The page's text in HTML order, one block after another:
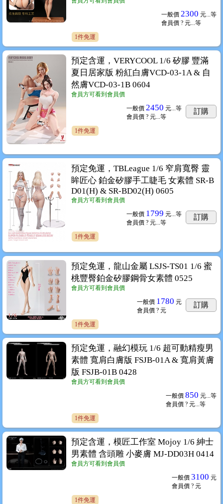
一般價 2300 元... 等
會員價 ? 元... 等
1件免運
預定含運，VERYCOOL 1/6 矽膠 豐滿
夏日居家版 粉紅白膚VCD-03-1A & 自
然膚VCD-03-1B 0604
會員方可看到會員價
一般價 2450 元... 等
會員價 ? 元... 等
訂購
1件免運
預定免運，TBLeague 1/6 窄肩寬臀 靈
眸匠心 鉑金矽膠手工睫毛 女素體 SR-B
D01(H) & SR-BD02(H) 0605
會員方可看到會員價
一般價 1799 元... 等
會員價 ? 元... 等
訂購
1件免運
預定免運，龍山金屬 LSJS-TS01 1/6 蜜
桃豐臀鉑金矽膠鋼骨女素體 0525
會員方可看到會員價
一般價 1780 元
會員價 ? 元
訂購
1件免運
預定免運，融幻模玩 1/6 超可動精瘦男
素體 寬肩白膚版 FSJB-01A & 寬肩黃膚
版 FSJB-01B 0428
會員方可看到會員價
一般價 850 元... 等
會員價 ? 元... 等
1件免運
預定含運，模匠工作室 Mojoy 1/6 紳士
男素體 含頭雕 小麥膚 MJ-DD03H 0414
會員方可看到會員價
一般價 3100 元
會員價 ? 元
1件免運